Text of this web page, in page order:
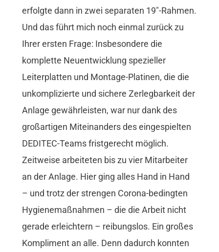
erfolgte dann in zwei separaten 19″-Rahmen.
Und das führt mich noch einmal zurück zu
Ihrer ersten Frage: Insbesondere die
komplette Neuentwicklung spezieller
Leiterplatten und Montage-Platinen, die die
unkomplizierte und sichere Zerlegbarkeit der
Anlage gewährleisten, war nur dank des
großartigen Miteinanders des eingespielten
DEDITEC-Teams fristgerecht möglich.
Zeitweise arbeiteten bis zu vier Mitarbeiter
an der Anlage. Hier ging alles Hand in Hand
– und trotz der strengen Corona-bedingten
Hygienemaßnahmen – die die Arbeit nicht
gerade erleichtern – reibungslos. Ein großes
Kompliment an alle. Denn dadurch konnten